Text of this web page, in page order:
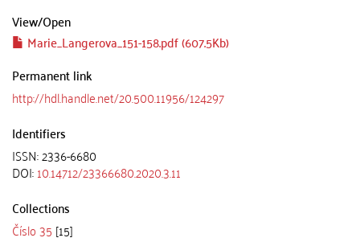
View/Open
Marie_Langerova_151-158.pdf (607.5Kb)
Permanent link
http://hdl.handle.net/20.500.11956/124297
Identifiers
ISSN: 2336-6680
DOI:10.14712/23366680.2020.3.11
Collections
Číslo 35 [15]